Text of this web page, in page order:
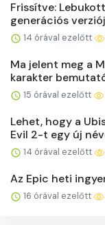
Frissítve:
generációs
14 órával ezelőtt
Ma jelent meg a
karakter
15 órával ezelőtt
Lehet, hogy a
Evil 2-t egy új
14 órával ezelőtt
Az Epic heti
16 órával ezelőtt